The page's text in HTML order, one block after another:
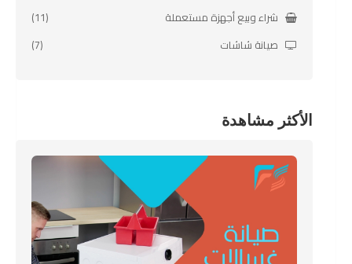
شراء وبيع أجهزة مستعملة
(11)
صيانة شاشات
(7)
الأكثر مشاهدة